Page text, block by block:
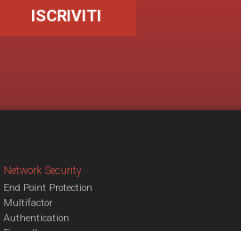
Network Security
End Point Protection
Multifactor
Authentication